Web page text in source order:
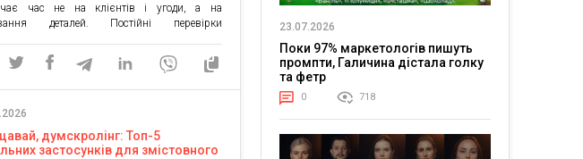
час не на клієнтів і угоди, а на
деталей. Постійні перевірки
роботу та забирають час. NetHunt
всі процеси в одному інтерфейсі.
думскролінг: Топ-5
застосунків для змістовного
23.07.2026
Поки 97% маркетологів пишуть
промпти, Галичина дістала голку
та фетр
0 718